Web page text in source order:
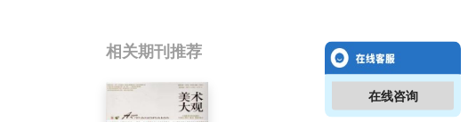
相关提问
中国画画刊影响因子是多少？
相关期刊推荐
在线咨询